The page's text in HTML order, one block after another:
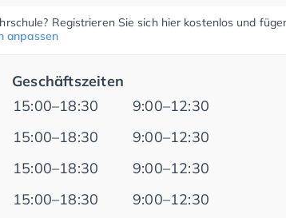
Registrieren Sie sich hier kostenlos und
anpassen
Geschäftszeiten
15:00–18:30 9:00–12:30
15:00–18:30 9:00–12:30
15:00–18:30 9:00–12:30
15:00–18:30 9:00–12:30